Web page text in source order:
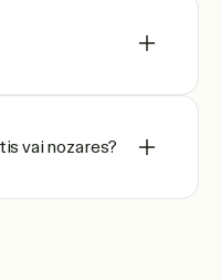
vai nozares?